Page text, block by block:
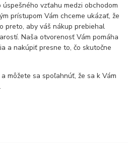
vzťahu medzi obchodom
prístupom Vám chceme ukázať, že
preto, aby váš nákup prebiehal
Naša otvorenosť Vám pomáha
a nakúpiť presne to, čo skutočne
môžete sa spoľahnúť, že sa k Vám